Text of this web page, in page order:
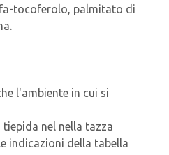
tocoferolo, palmitato di
l'ambiente in cui si
nel nella tazza
indicazioni della tabella